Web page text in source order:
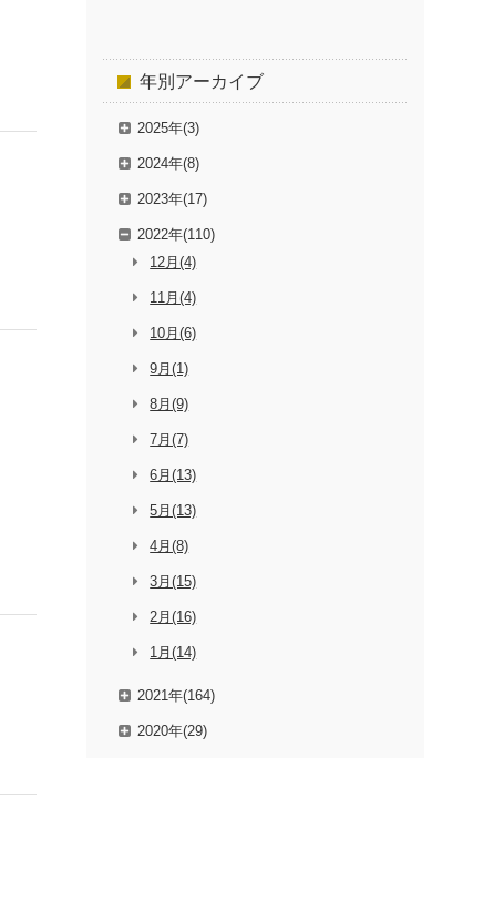
年別アーカイブ
2025年(3)
2024年(8)
2023年(17)
2022年(110)
12月(4)
11月(4)
10月(6)
9月(1)
8月(9)
7月(7)
6月(13)
5月(13)
4月(8)
3月(15)
2月(16)
1月(14)
2021年(164)
2020年(29)